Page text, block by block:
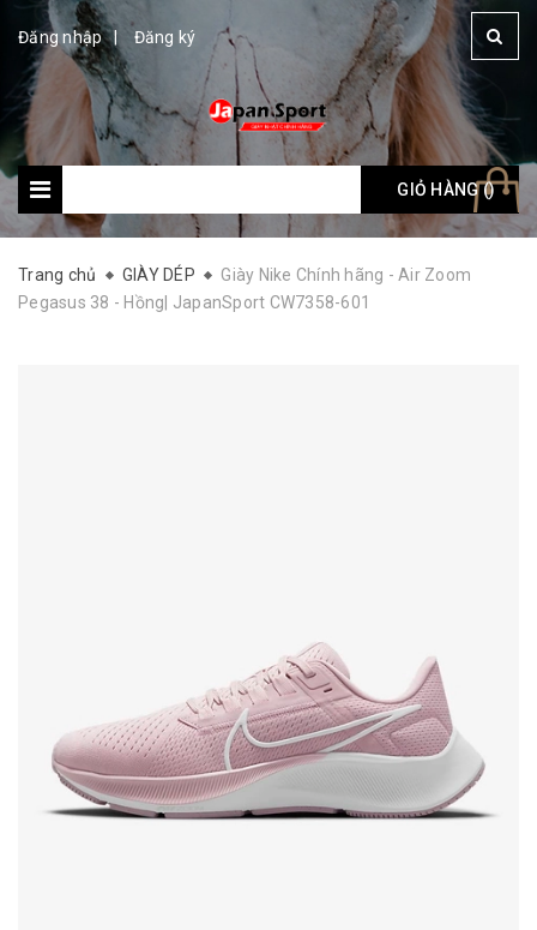
Đăng nhập Đăng ký
Giỏ hàng: ()
GIỎ HÀNG ()
Trang chủ GIÀY DÉP
Giày Nike Chính hãng - Air Zoom
Pegasus 38 - Hồng| JapanSport CW7358-601